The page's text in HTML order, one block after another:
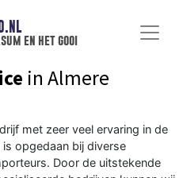
en het gooi
in Almere
met zeer veel ervaring in de
opgedaan bij diverse
Door de uitstekende